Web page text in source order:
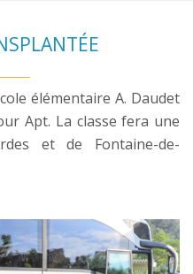
élémentaire A. Daudet
Apt. La classe fera une
et de Fontaine-de-